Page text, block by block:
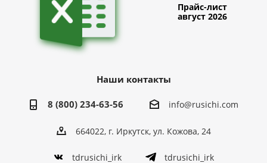
Прайс-лист
август 2026
Наши контакты
8 (800) 234-63-56 info@rusichi.com
664022, г. Иркутск, ул. Кожова, 24
tdrusichi_irk tdrusichi_irk